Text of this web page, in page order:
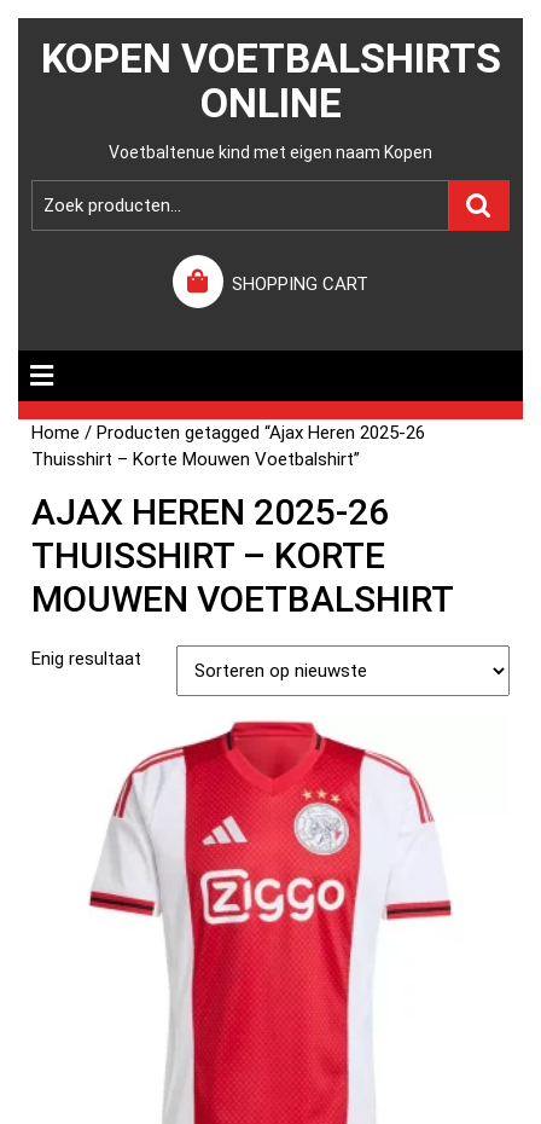
KOPEN VOETBALSHIRTS
ONLINE
Voetbaltenue kind met eigen naam Kopen
SHOPPING CART
Home / Producten getagged “Ajax Heren 2025-26
Thuisshirt – Korte Mouwen Voetbalshirt”
AJAX HEREN 2025-26
THUISSHIRT – KORTE
MOUWEN VOETBALSHIRT
Enig resultaat